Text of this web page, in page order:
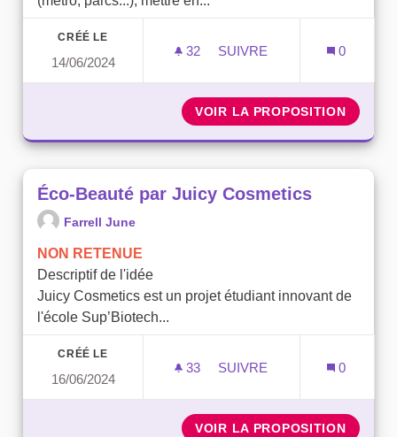
CRÉÉ LE
14/06/2024
32 32 ABONNÉS
SUIVRE
0
VOIR LA PROPOSITION
Éco-Beauté par Juicy Cosmetics
Farrell June
NON RETENUE
Descriptif de l'idée
Juicy Cosmetics est un projet étudiant innovant de
l'école Sup’Biotech...
CRÉÉ LE
16/06/2024
33 33 ABONNÉS
SUIVRE
0
VOIR LA PROPOSITION ÉCO-